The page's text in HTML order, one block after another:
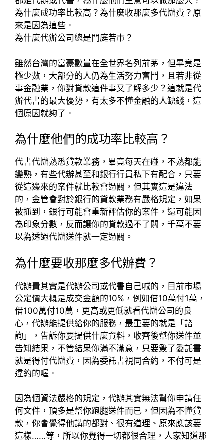
為什麼成功率比較高？為什麼收那麼多代辦費？原
來是因為這些。
為什麼代辦公司總是門庭若市？
雖然台灣的富豪數量在全世界名列前茅，但畢竟是
極少數，大部分的人仍為生活努力奮鬥，且若非從
事金融業，你對貸款這件事又了解多少？這就是代
辦代書的最大優勢，有太多不懂金融的人缺錢，這
個原因就夠了。
為什麼他們的成功率比較高？
代書代辦熟悉貸款業務，畢竟每天在碰，不熟都能
變熟，有些代辦甚至和銀行行員私下有配合，只要
從這邊來的案件就比較會過關，但其實這是違法
的，金管會對於銀行的貸款業務有嚴格規定，如果
被抓到，銀行可能會重新評估你的案件，還可能因
為印象分數，反而讓你的貸款過不了關，千萬不要
以為透過代辦送件就一定過關。
為什麼要收那麼多代辦費？
代辦費其實是代辦公司或代書自己喊的，目前市場
公定價大概是成交金額的10%，例如借10萬付1萬，
借100萬付10萬，更高或更低就看代辦公司的良
心，代辦能提供給你的服務，最重要的就是「諮
詢」，告訴你要提供什麼資料，收齊後幫你送件並
告知結果，不管結果你滿不滿意，只要簽了委託書
就是得付代辦費，因為委託書視同合約，不付可是
違約的喔。
因為個資法嚴格的規定，代辦其實無法幫你申請任
何文件，頂多是幫你跑腿送件而已，但因為不懂貸
款，你會覺得他講的都對、很有道理、原來應該要
這樣……等，所以你覺得一切都很合理，人家知道那